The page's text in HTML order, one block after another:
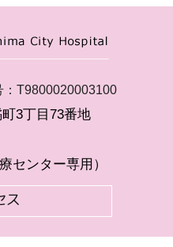
：T9800020003100
3丁目73番地
センター専用）